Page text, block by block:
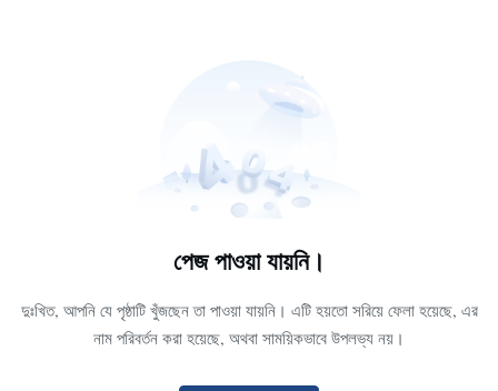
পেজ পাওয়া যায়নি।
দুঃখিত, আপনি যে পৃষ্ঠাটি খুঁজছেন তা পাওয়া যায়নি। এটি হয়তো সরিয়ে ফেলা হয়েছে, এর
নাম পরিবর্তন করা হয়েছে, অথবা সাময়িকভাবে উপলভ্য নয়।